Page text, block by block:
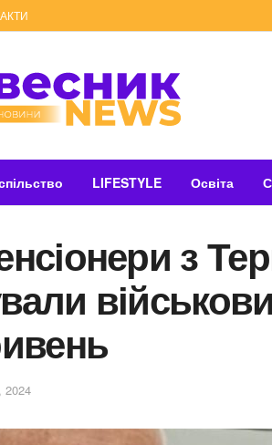
LIFESTYLE Освіта
з
2024